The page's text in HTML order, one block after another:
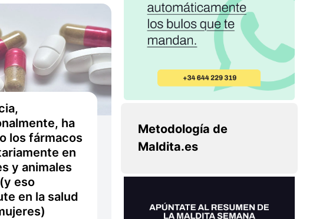
ha
los fármacos
en
y animales
eso
en la salud
Metodología de
Maldita.es